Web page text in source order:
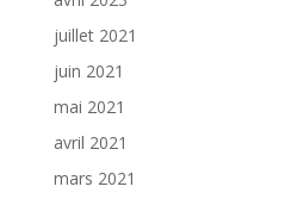
juillet 2021
juin 2021
mai 2021
avril 2021
mars 2021